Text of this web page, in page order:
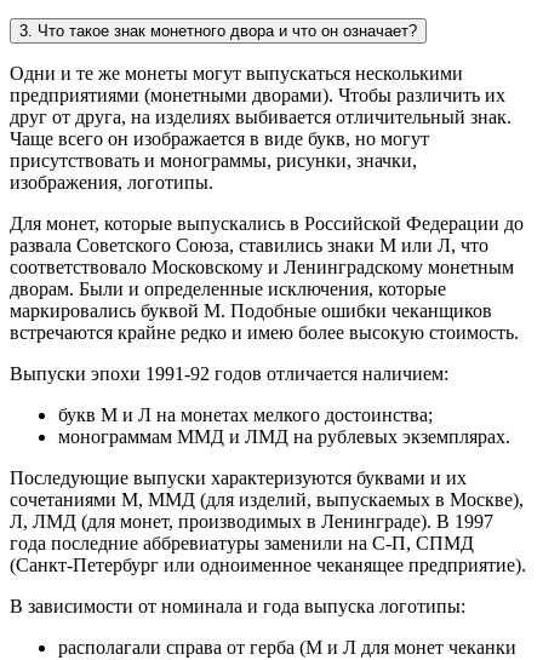
3. Что такое знак монетного двора и что он означает?
Одни и те же монеты могут выпускаться несколькими
предприятиями (монетными дворами). Чтобы различить их
друг от друга, на изделиях выбивается отличительный знак.
Чаще всего он изображается в виде букв, но могут
присутствовать и монограммы, рисунки, значки,
изображения, логотипы.
Для монет, которые выпускались в Российской Федерации до
развала Советского Союза, ставились знаки М или Л, что
соответствовало Московскому и Ленинградскому монетным
дворам. Были и определенные исключения, которые
маркировались буквой М. Подобные ошибки чеканщиков
встречаются крайне редко и имею более высокую стоимость.
Выпуски эпохи 1991-92 годов отличается наличием:
букв М и Л на монетах мелкого достоинства;
монограммам ММД и ЛМД на рублевых экземплярах.
Последующие выпуски характеризуются буквами и их
сочетаниями М, ММД (для изделий, выпускаемых в Москве),
Л, ЛМД (для монет, производимых в Ленинграде). В 1997
года последние аббревиатуры заменили на С-П, СПМД
(Санкт-Петербург или одноименное чеканящее предприятие).
В зависимости от номинала и года выпуска логотипы:
располагали справа от герба (М и Л для монет чеканки